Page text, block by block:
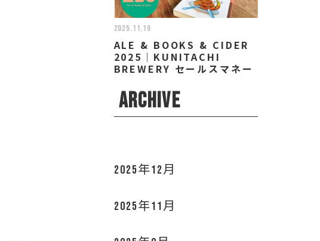
2025.11.19
ALE & BOOKS & CIDER
2025｜KUNITACHI
BREWERY セールスマネー
なお
ARCHIVE
2025年12月
2025年11月